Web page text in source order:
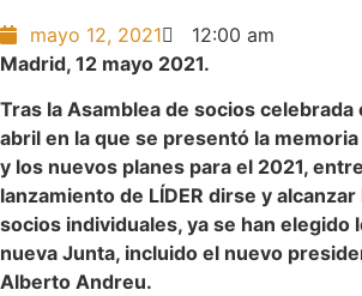
mayo 12, 2021
12:00 am
Madrid, 12 mayo 2021.
Tras la Asamblea de socios celebrada
abril en la que se presentó la
y los nuevos planes para el 2021,
lanzamiento de LÍDER dirse y
socios individuales, ya se han elegido
nueva Junta, incluido el nuevo
Alberto Andreu.